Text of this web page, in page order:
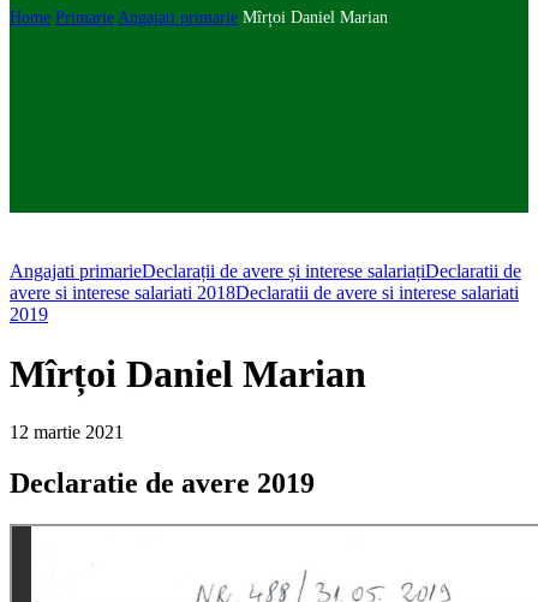
Home Primarie Angajati primarie Mîrțoi Daniel Marian
Angajati primarieDeclarații de avere și interese salariațiDeclaratii de
avere si interese salariati 2018Declaratii de avere si interese salariati
2019
Mîrțoi Daniel Marian
12 martie 2021
Declaratie de avere 2019